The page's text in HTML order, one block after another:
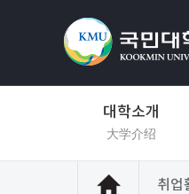
대학소개
大学介绍
취업